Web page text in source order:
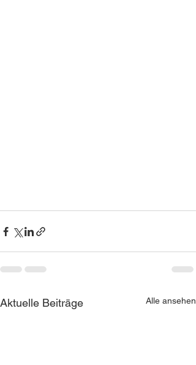
Aktuelle Beiträge Alle ansehen